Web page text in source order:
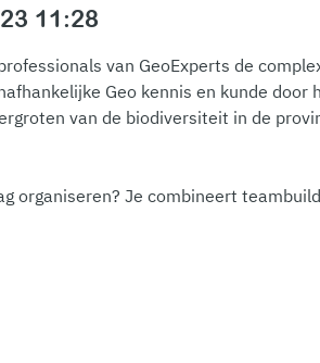
11:28
van GeoExperts de
Geo kennis en kunde door
van de biodiversiteit in de
organiseren? Je combineert